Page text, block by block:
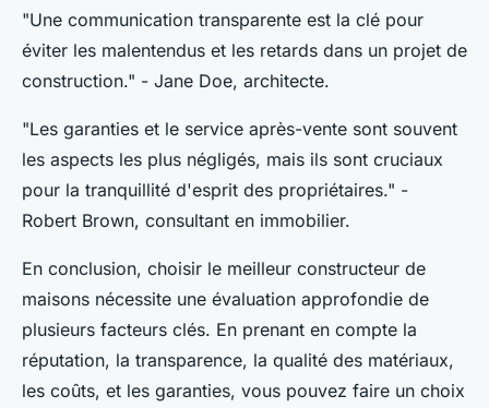
"Une communication transparente est la clé pour
éviter les malentendus et les retards dans un projet de
construction." - Jane Doe, architecte.
"Les garanties et le service après-vente sont souvent
les aspects les plus négligés, mais ils sont cruciaux
pour la tranquillité d'esprit des propriétaires." -
Robert Brown, consultant en immobilier.
En conclusion, choisir le meilleur constructeur de
maisons nécessite une évaluation approfondie de
plusieurs facteurs clés. En prenant en compte la
réputation, la transparence, la qualité des matériaux,
les coûts, et les garanties, vous pouvez faire un choix